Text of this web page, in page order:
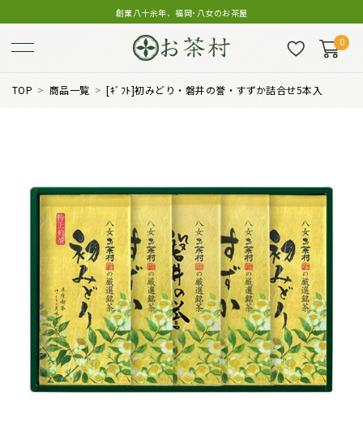
創業八十余年、福岡･八女のお茶屋
0
TOP 商品一覧 [ｷﾞﾌﾄ]初みどり・磐井の誉・すずか詰合せ5本入